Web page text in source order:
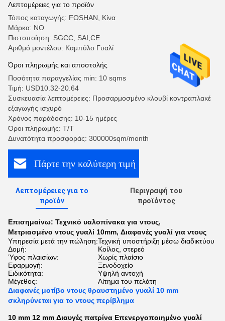
Λεπτομέρειες για το προϊόν
Τόπος καταγωγής: FOSHAN, Κίνα
Μάρκα: NO
Πιστοποίηση: SGCC, SAI,CE
Αριθμό μοντέλου: Καμπύλο Γυαλί
Όροι πληρωμής και αποστολής
Ποσότητα παραγγελίας min: 10 sqms
Τιμή: USD10.32-20.64
Συσκευασία λεπτομέρειες: Προσαρμοσμένο κλουβί κοντραπλακέ
εξαγωγής ισχυρό
Χρόνος παράδοσης: 10-15 ημέρες
Όροι πληρωμής: Τ/Τ
Δυνατότητα προσφοράς: 300000sqm/month
Πάρτε την καλύτερη τιμή
Λεπτομέρειες για το
προϊόν
Περιγραφή του
προϊόντος
Επισημαίνω: Τεχνικό υαλοπίνακα για ντους,
Μετριασμένο ντους γυαλί 10mm, Διαφανές γυαλί για ντους
Υπηρεσία μετά την πώληση:Τεχνική υποστήριξη μέσω διαδικτύου
Δομή:
Κοίλος, στερεό
Ύφος πλαισίων:
Χωρίς πλαίσιο
Εφαρμογή:
Ξενοδοχείο
Ειδικότητα:
Υψηλή αντοχή
Μέγεθος:
Αίτημα του πελάτη
Διαφανές μοτίβο ντους θραυστημένο γυαλί 10 mm
σκληρύνεται για το ντους περίβλημα
10 mm 12 mm Διαυγές πατρίνα Επενεργοποιημένο γυαλί